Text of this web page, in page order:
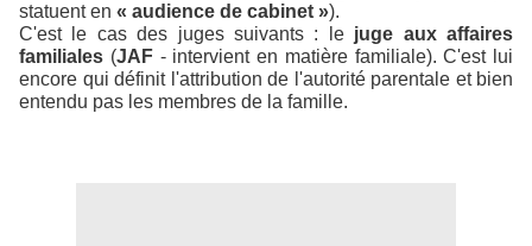
statuent en « audience de cabinet »).
C'est le cas des juges suivants : le juge aux affaires
familiales (JAF- intervient en matière familiale).C'est lui
encore qui définit l'attribution de l'autorité parentale et bien
entendu pas les membres de la famille.